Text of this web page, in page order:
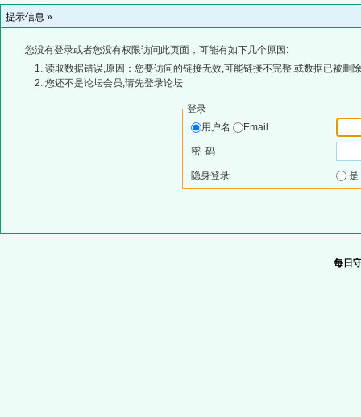
提示信息 »
您没有登录或者您没有权限访问此页面，可能有如下几个原因:
读取数据错误,原因：您要访问的链接无效,可能链接不完整,或数据已被删
您还不是论坛会员,请先登录论坛
登录
用户名
Email
密 码
隐身登录
每日